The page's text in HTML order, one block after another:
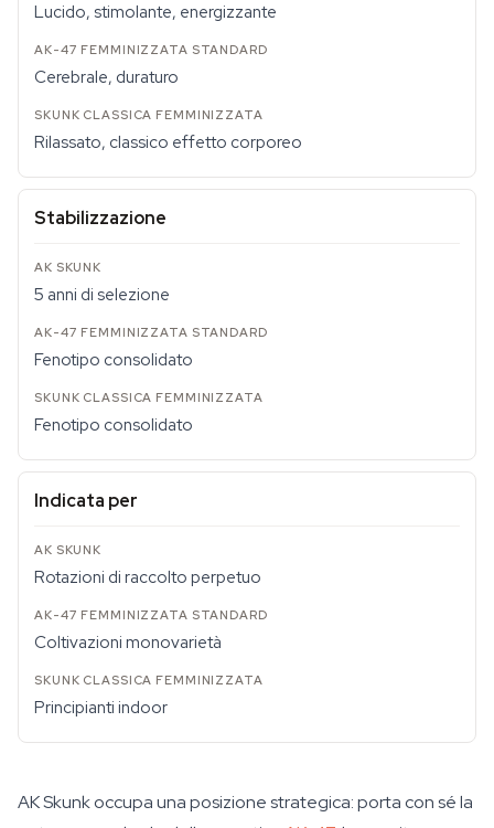
Lucido, stimolante, energizzante
Cerebrale, duraturo
Rilassato, classico effetto corporeo
Stabilizzazione
5 anni di selezione
Fenotipo consolidato
Fenotipo consolidato
Indicata per
Rotazioni di raccolto perpetuo
Coltivazioni monovarietà
Principianti indoor
AK Skunk occupa una posizione strategica: porta con sé la